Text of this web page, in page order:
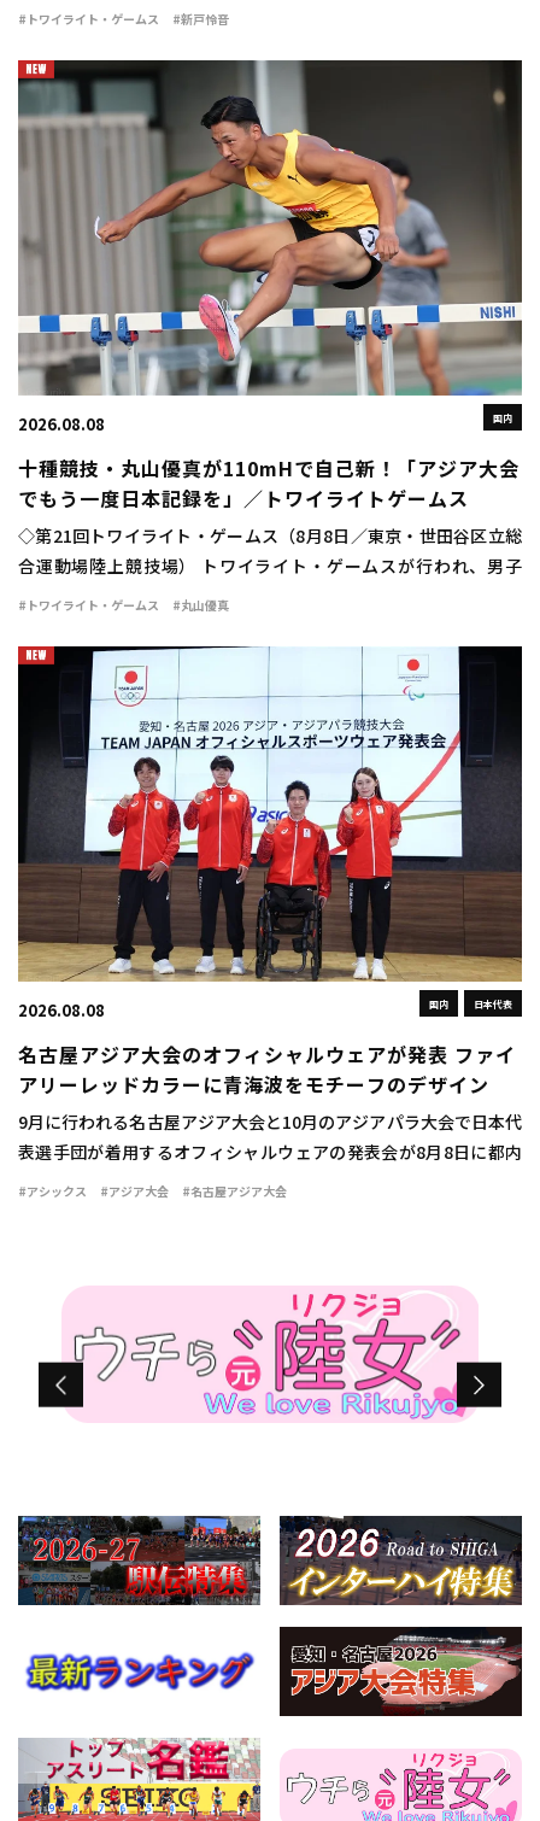
400mハードルは新戸怜音（VIDA）が56秒75の自己新で優勝し
#トワイライト・ゲームス #新戸怜音
国内
2026.08.08
十種競技・丸山優真が110mHで自己新！「アジア大会
でもう一度日本記録を」／トワイライトゲームス
◇第21回トワイライト・ゲームス（8月8日／東京・世田谷区立総
合運動場陸上競技場） トワイライト・ゲームスが行われ、男子
110mハードルに十種競技日本記録保持者の丸山優真（住友電工）
#トワイライト・ゲームス #丸山優真
国内 日本代表
2026.08.08
名古屋アジア大会のオフィシャルウェアが発表 ファイ
アリーレッドカラーに青海波をモチーフのデザイン
9月に行われる名古屋アジア大会と10月のアジアパラ大会で日本代
表選手団が着用するオフィシャルウェアの発表会が8月8日に都内
で行われた。 ウェアは情熱を燃え立つような赤い炎を示す「ファ
#アシックス #アジア大会 #名古屋アジア大会